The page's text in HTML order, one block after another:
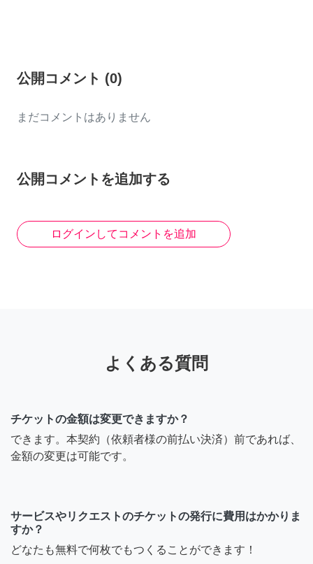
公開コメント (0)
まだコメントはありません
公開コメントを追加する
ログインしてコメントを追加
よくある質問
チケットの金額は変更できますか？
できます。本契約（依頼者様の前払い決済）前であれば、
金額の変更は可能です。
サービスやリクエストのチケットの発行に費用はかかりま
すか？
どなたも無料で何枚でもつくることができます！